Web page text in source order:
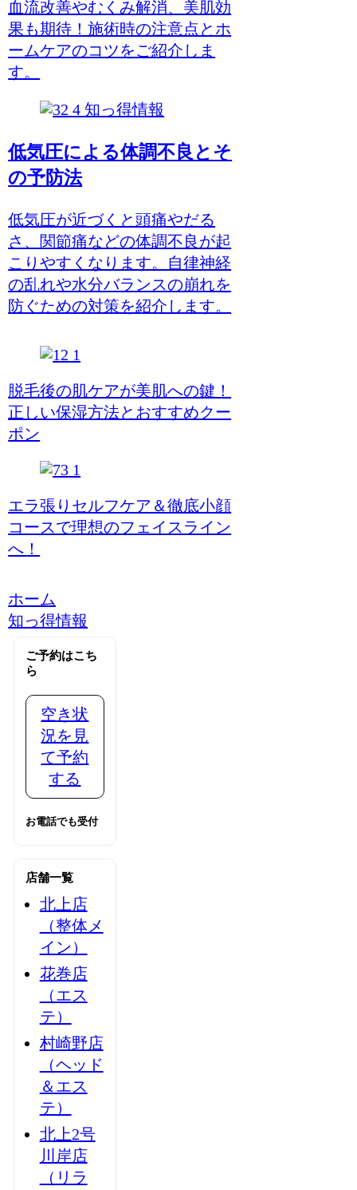
血流改善やむくみ解消、美肌効
果も期待！施術時の注意点とホ
ームケアのコツをご紹介しま
す。
知っ得情報
低気圧による体調不良とそ
の予防法
低気圧が近づくと頭痛やだる
さ、関節痛などの体調不良が起
こりやすくなります。自律神経
の乱れや水分バランスの崩れを
防ぐための対策を紹介します。
脱毛後の肌ケアが美肌への鍵！
正しい保湿方法とおすすめクー
ポン
エラ張りセルフケア＆徹底小顔
コースで理想のフェイスライン
へ！
ホーム
知っ得情報
ご予約はこち
ら
空き状
況を見
て予約
する
お電話でも受付
店舗一覧
北上店
（整体メ
イン）
花巻店
（エス
テ）
村崎野店
（ヘッド
＆エス
テ）
北上2号
川岸店
（リラ